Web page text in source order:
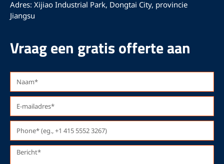
Adres: Xijiao Industrial Park, Dongtai City, provincie
Jiangsu
Vraag een gratis offerte aan